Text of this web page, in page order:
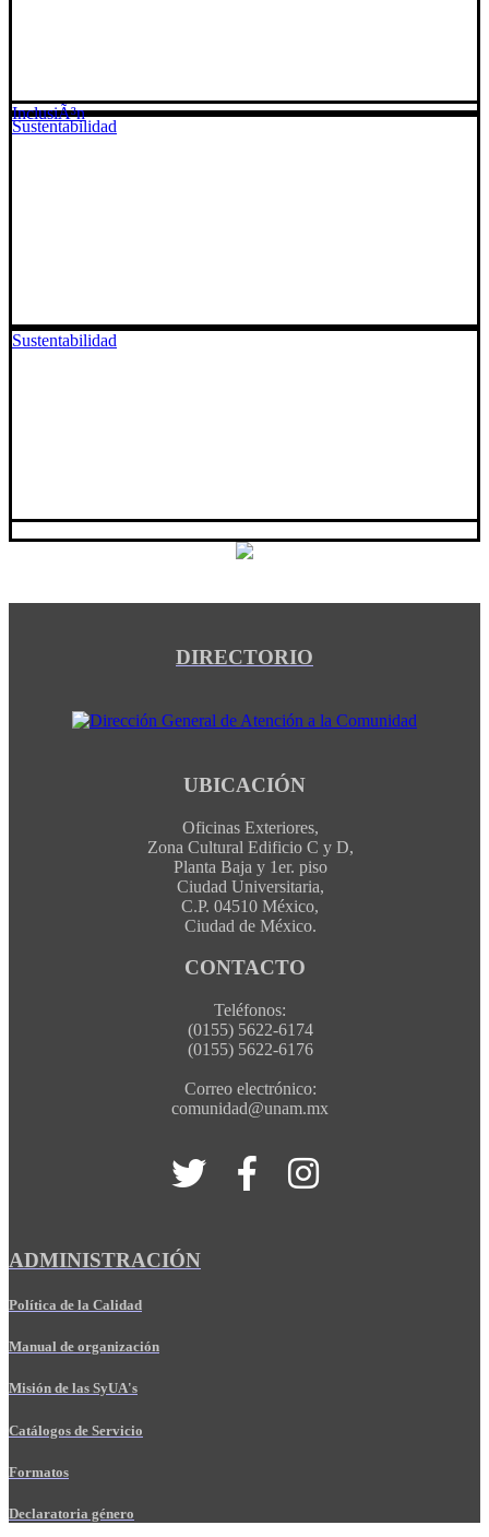
Sustentabilidad
Sustentabilidad
InclusiÃ³n
DIRECTORIO
UBICACIÓN
Oficinas Exteriores,
Zona Cultural Edificio C y D,
Planta Baja y 1er. piso
Ciudad Universitaria,
C.P. 04510 México,
Ciudad de México.
CONTACTO
Teléfonos:
(0155) 5622-6174
(0155) 5622-6176
Correo electrónico:
comunidad@unam.mx
ADMINISTRACIÓN
Política de la Calidad
Manual de organización
Misión de las SyUA's
Catálogos de Servicio
Formatos
Declaratoria género